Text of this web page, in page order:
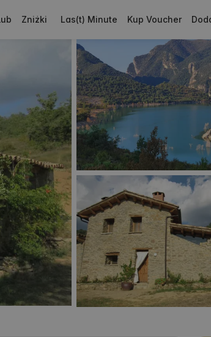
Zniżki Las(t) Minute Kup Voucher